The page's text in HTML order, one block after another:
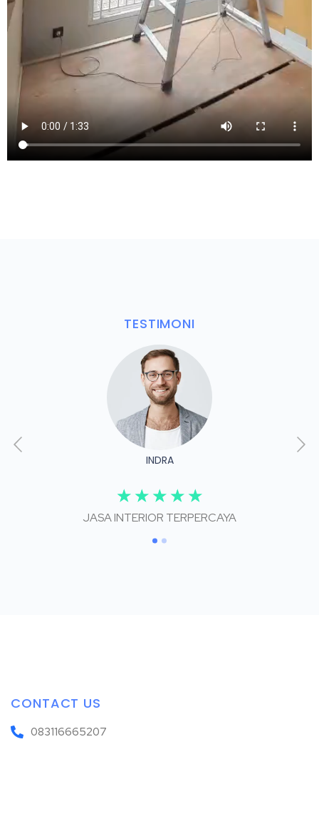
TESTIMONI
INDRA
☆ ☆ ☆ ☆ ☆
JASA INTERIOR TERPERCAYA
CONTACT US
083116665207